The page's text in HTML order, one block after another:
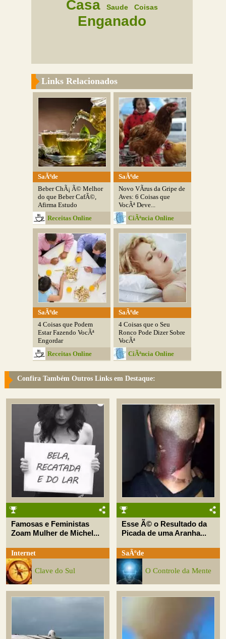
Casa Saude Coisas
Enganado
Links Relacionados
SaÃºde
Beber ChÃ¡ Ã© Melhor
do que Beber CafÃ©,
Afirma Estudo
Receitas Online
SaÃºde
Novo VÃ­rus da Gripe de
Aves: 6 Coisas que
VocÃª Deve...
CiÃªncia Online
SaÃºde
4 Coisas que Podem
Estar Fazendo VocÃª
Engordar
Receitas Online
SaÃºde
4 Coisas que o Seu
Ronco Pode Dizer Sobre
VocÃª
CiÃªncia Online
Confira Também Outros Links em Destaque:
Famosas e Feministas
Zoam Mulher de Michel...
Internet
Clave do Sul
Esse Ã© o Resultado da
Picada de uma Aranha...
SaÃºde
O Controle da Mente